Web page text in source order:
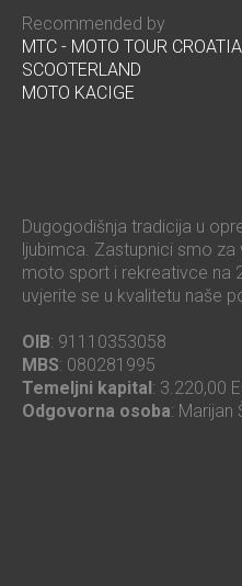
Recommended by
MTC - MOTO TOUR CROATIA
SCOOTERLAND
MOTO KACIGE
Dugogodišnja tradicija u
ljubimca. Zastupnici smo
moto sport i rekreativce na
uvjerite se u kvalitetu naše
OIB: 91110353058
MBS: 080281995
Temeljni kapital: 3.220,00
Odgovorna osoba: Marijan